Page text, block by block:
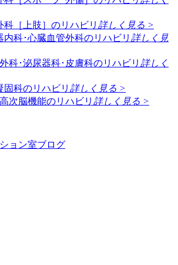
科［上肢］のリハビリ 詳しく見る >
内科･心臓血管外科のリハビリ 詳しく見
科･泌尿器科･皮膚科のリハビリ 詳しく
固科のリハビリ 詳しく見る >
次脳機能のリハビリ 詳しく見る >
ョン室ブログ